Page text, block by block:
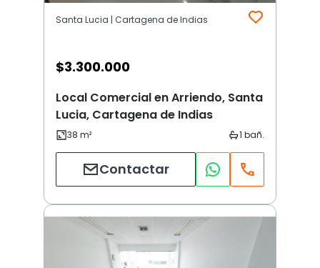
Santa Lucia | Cartagena de Indias
$3.300.000
Local Comercial en Arriendo, Santa
Lucia, Cartagena de Indias
Contactar